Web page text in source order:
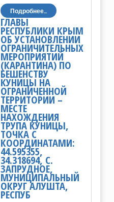
Подробнее...
ГЛАВЫ
РЕСПУБЛИКИ КРЫМ
ОБ УСТАНОВЛЕНИИ
ОГРАНИЧИТЕЛЬНЫХ
МЕРОПРИЯТИЙ
(КАРАНТИНА) ПО
БЕШЕНСТВУ
КУНИЦЫ НА
ОГРАНИЧЕННОЙ
ТЕРРИТОРИИ –
МЕСТЕ
НАХОЖДЕНИЯ
ТРУПА КУНИЦЫ,
ТОЧКА С
КООРДИНАТАМИ:
44.595355,
34.318694, С.
ЗАПРУДНОЕ,
МУНИЦИПАЛЬНЫЙ
ОКРУГ АЛУШТА,
РЕСПУБ